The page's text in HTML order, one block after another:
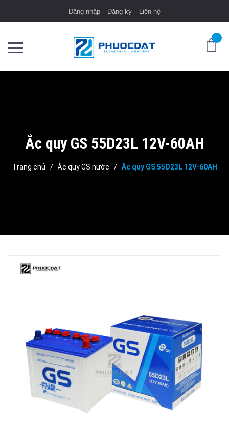
Đăng nhập Đăng ký Liên hệ
Ắc quy GS 55D23L 12V-60AH
Trang chủ / Ắc quy GS nước / Ắc quy GS 55D23L 12V-60AH